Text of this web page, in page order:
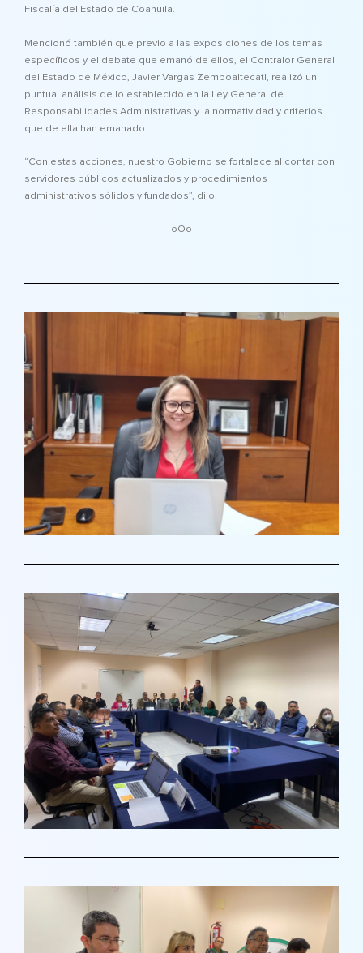
Fiscalía del Estado de Coahuila.
Mencionó también que previo a las exposiciones de los temas
específicos y el debate que emanó de ellos, el Contralor General
del Estado de México, Javier Vargas Zempoaltecatl, realizó un
puntual análisis de lo establecido en la Ley General de
Responsabilidades Administrativas y la normatividad y criterios
que de ella han emanado.
“Con estas acciones, nuestro Gobierno se fortalece al contar con
servidores públicos actualizados y procedimientos
administrativos sólidos y fundados”, dijo.
-oOo-